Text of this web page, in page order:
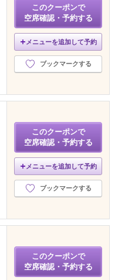
このクーポンで
空席確認・予約する
メニューを追加して予約
ブックマークする
このクーポンで
空席確認・予約する
メニューを追加して予約
ブックマークする
このクーポンで
空席確認・予約する